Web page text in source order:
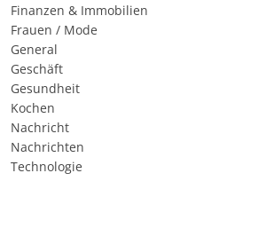
Finanzen & Immobilien
Frauen / Mode
General
Geschäft
Gesundheit
Kochen
Nachricht
Nachrichten
Technologie